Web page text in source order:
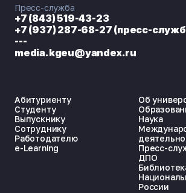
Абитуриенту
Студенту
Выпускнику
Сотруднику
Работодателю
e-Learning
Об
Наука
Пресс-
ДПО
России
Пресс-служба
+7 (843) 519-43-23
+7 (937) 287-68-27 (пресс-
---
media.kgeu@yandex.ru